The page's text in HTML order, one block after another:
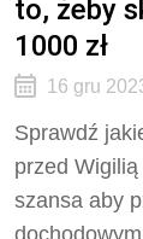
to, żeby
1000 zł
16 gru
Sprawdź
przed
szansa aby